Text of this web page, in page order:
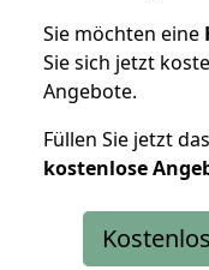
Sie möchten eine
Sie sich jetzt
Angebote.
Füllen Sie jetzt
kostenlose